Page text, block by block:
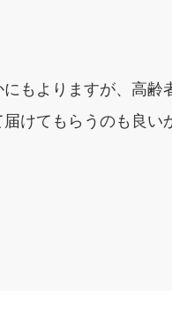
もよりますが、高齢
けてもらうのも良い